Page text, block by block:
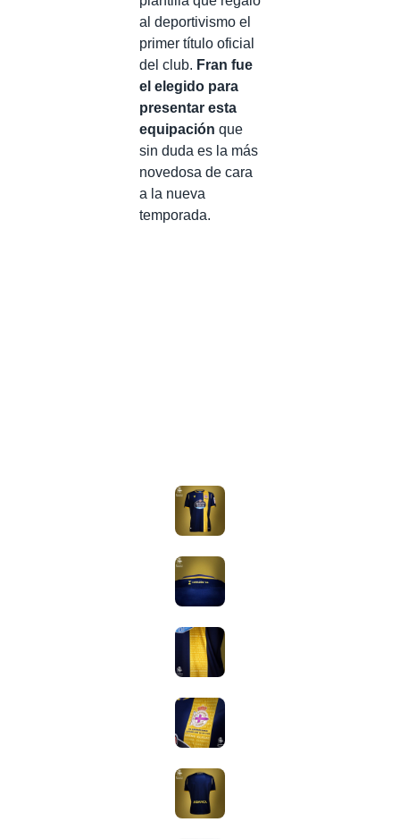
al deportivismo el
primer título oficial
del club. Fran fue
el elegido para
presentar esta
equipación que
sin duda es la más
novedosa de cara
a la nueva
temporada.